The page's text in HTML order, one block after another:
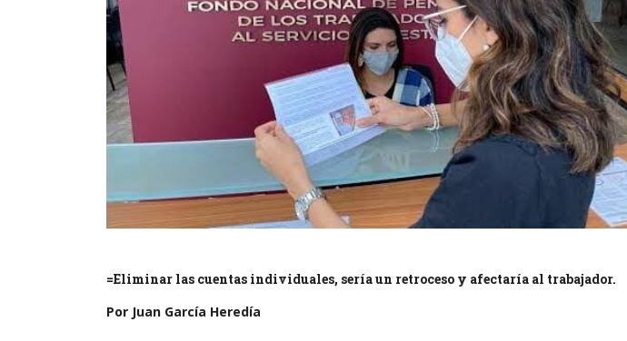
=Eliminar las cuentas individuales, sería un retroceso y afectaría al trabajador.
Por Juan García Heredía